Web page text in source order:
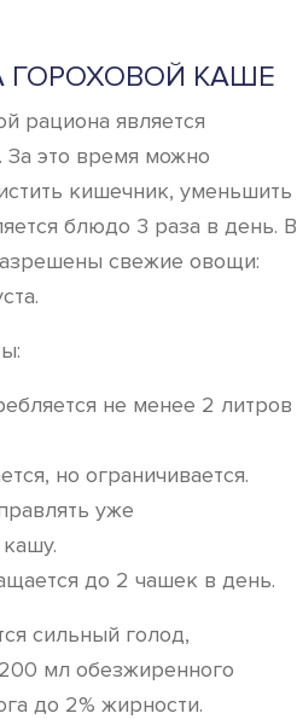
ГОРОХОВОЙ КАШЕ
рациона является
За это время можно
кишечник, уменьшить
блюдо 3 раза в день. В
свежие овощи:
не менее 2 литров
но ограничивается.
уже
до 2 чашек в день.
сильный голод,
мл обезжиренного
до 2% жирности.